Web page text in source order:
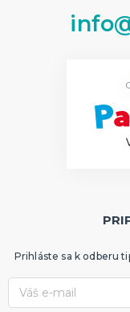
Prihláste sa k odberu